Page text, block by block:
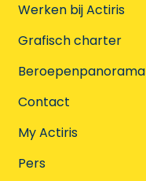
Werken bij Actiris
Grafisch charter
Beroepenpanorama
Contact
My Actiris
Pers